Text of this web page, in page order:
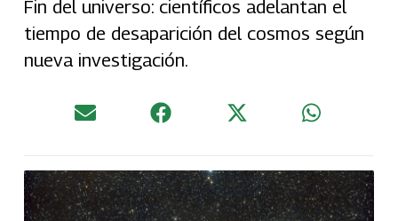
Fin del universo: científicos adelantan el
tiempo de desaparición del cosmos según
nueva investigación.